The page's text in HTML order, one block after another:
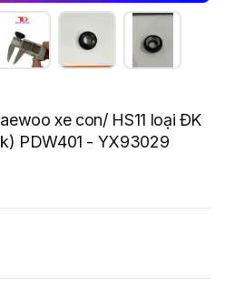
xe con/ HS11 loại ĐK
PDW401 - YX93029